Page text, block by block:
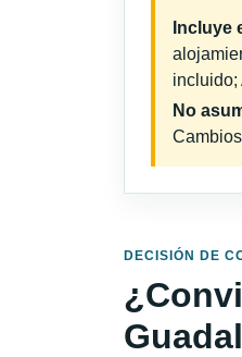
Incluye
incluido;
No
DECISIÓN DE